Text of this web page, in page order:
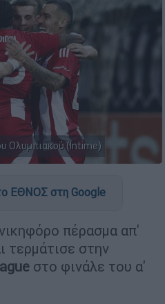
Ολυμπιακού (Intime)
ΕΘΝΟΣ στη Google
πέρασμα απ'
τερμάτισε στην
στο φινάλε του α'